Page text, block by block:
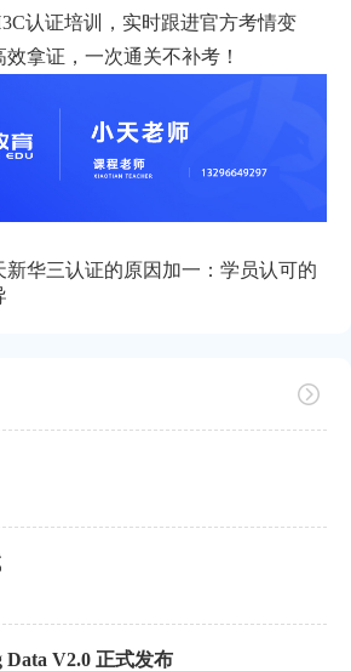
认证培训，实时跟进官方考情变
拿证，一次通关不补考！
新华三认证的原因加一：学员认可的
V2.0 正式发布